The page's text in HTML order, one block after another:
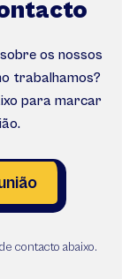
os nossos
trabalhamos?
para marcar
contacto abaixo.